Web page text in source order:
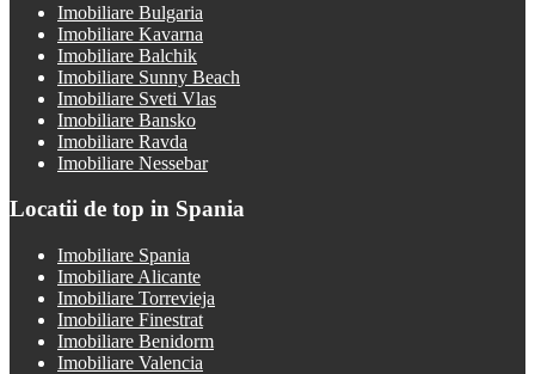
Imobiliare Bulgaria
Imobiliare Kavarna
Imobiliare Balchik
Imobiliare Sunny Beach
Imobiliare Sveti Vlas
Imobiliare Bansko
Imobiliare Ravda
Imobiliare Nessebar
Locatii de top in Spania
Imobiliare Spania
Imobiliare Alicante
Imobiliare Torrevieja
Imobiliare Finestrat
Imobiliare Benidorm
Imobiliare Valencia